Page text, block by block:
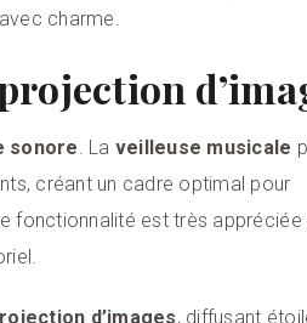
charme.
sonore. La veilleuse musicale
créant un cadre optimal pour
fonctionnalité est très
d’images, diffusant